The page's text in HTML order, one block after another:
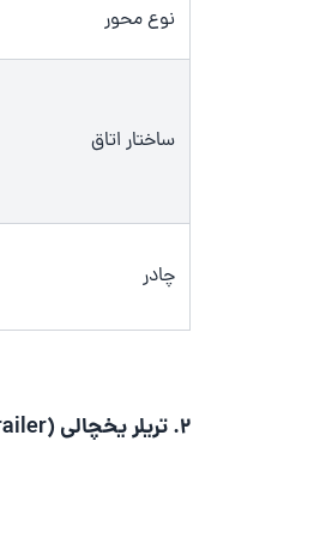
نوع محور
ساختار اتاق
چادر
2. تریلر یخچالی (Refrigerated Trailer)